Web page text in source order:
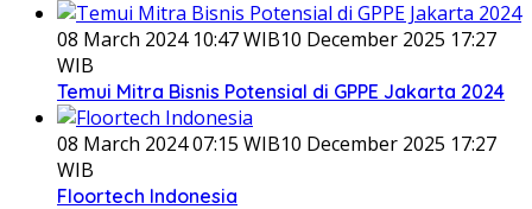
08 March 2024 10:47 WIB10 December 2025 17:27
WIB
Temui Mitra Bisnis Potensial di GPPE Jakarta 2024
08 March 2024 07:15 WIB10 December 2025 17:27
WIB
Floortech Indonesia